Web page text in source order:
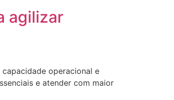
agilizar
operacional e
e atender com maior